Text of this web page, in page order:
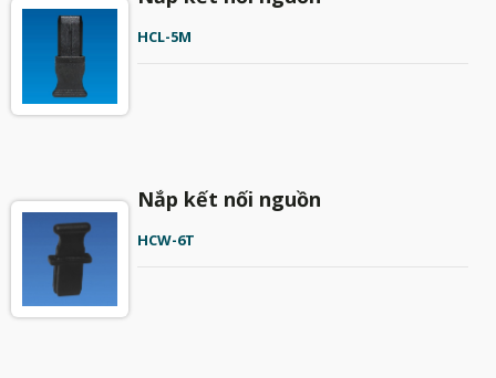
HCL-5M
Nắp kết nối nguồn
HCW-6T